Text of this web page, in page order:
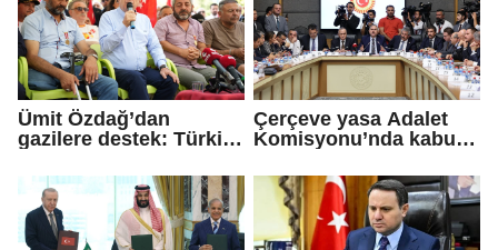
Ümit Özdağ’dan
gazilere destek: Türkiye
taşımamalı
Çerçeve yasa Adalet
Komisyonu’nda kabul